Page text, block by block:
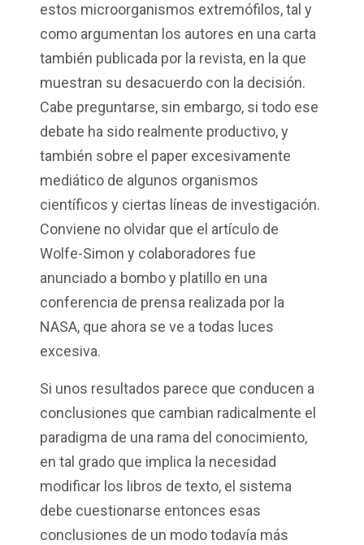
estos microorganismos extremófilos, tal y
como argumentan los autores en una carta
también publicada por la revista, en la que
muestran su desacuerdo con la decisión.
Cabe preguntarse, sin embargo, si todo ese
debate ha sido realmente productivo, y
también sobre el paper excesivamente
mediático de algunos organismos
científicos y ciertas líneas de investigación.
Conviene no olvidar que el artículo de
Wolfe-Simon y colaboradores fue
anunciado a bombo y platillo en una
conferencia de prensa realizada por la
NASA, que ahora se ve a todas luces
excesiva.
Si unos resultados parece que conducen a
conclusiones que cambian radicalmente el
paradigma de una rama del conocimiento,
en tal grado que implica la necesidad
modificar los libros de texto, el sistema
debe cuestionarse entonces esas
conclusiones de un modo todavía más